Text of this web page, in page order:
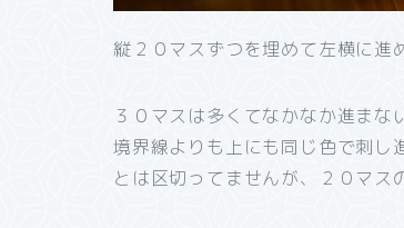
縦２０マスずつを埋めて左横に進
３０マスは多くてなかなか進まな
境界線よりも上にも同じ色で刺し
とは区切ってませんが、２０マス